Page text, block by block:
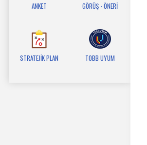
ANKET GÖRÜŞ - ÖNERİ
STRATEJİK PLAN TOBB UYUM